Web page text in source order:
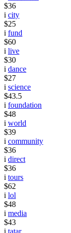
$36
i city
$25
i fund
$60
i live
$30
i dance
$27
i science
$43.5
i foundation
$48
i world
$39
i community
$36
i direct
$36
i tours
$62
i lol
$48
i media
$43